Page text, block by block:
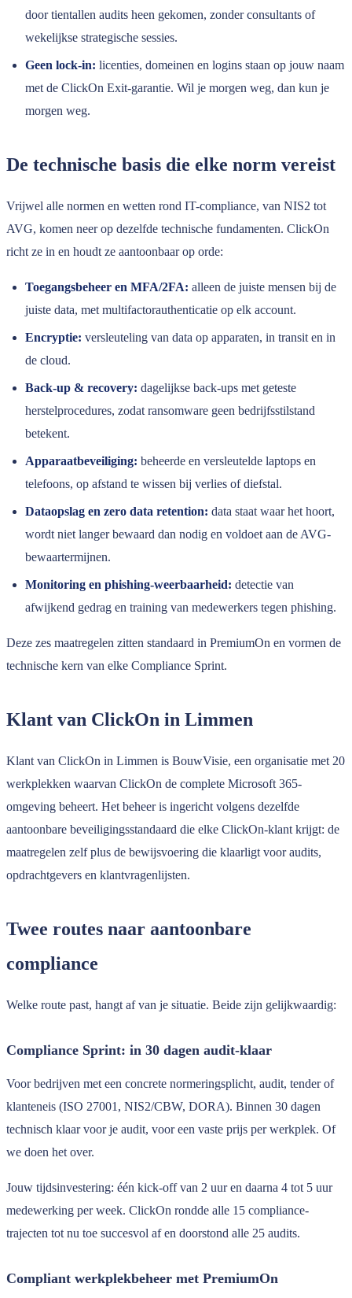
door tientallen audits heen gekomen, zonder consultants of
wekelijkse strategische sessies.
Geen lock-in: licenties, domeinen en logins staan op jouw naam
met de ClickOn Exit-garantie. Wil je morgen weg, dan kun je
morgen weg.
De technische basis die elke norm vereist
Vrijwel alle normen en wetten rond IT-compliance, van NIS2 tot
AVG, komen neer op dezelfde technische fundamenten. ClickOn
richt ze in en houdt ze aantoonbaar op orde:
Toegangsbeheer en MFA/2FA: alleen de juiste mensen bij de
juiste data, met multifactorauthenticatie op elk account.
Encryptie: versleuteling van data op apparaten, in transit en in
de cloud.
Back-up & recovery: dagelijkse back-ups met geteste
herstelprocedures, zodat ransomware geen bedrijfsstilstand
betekent.
Apparaatbeveiliging: beheerde en versleutelde laptops en
telefoons, op afstand te wissen bij verlies of diefstal.
Dataopslag en zero data retention: data staat waar het hoort,
wordt niet langer bewaard dan nodig en voldoet aan de AVG-
bewaartermijnen.
Monitoring en phishing-weerbaarheid: detectie van
afwijkend gedrag en training van medewerkers tegen phishing.
Deze zes maatregelen zitten standaard in PremiumOn en vormen de
technische kern van elke Compliance Sprint.
Klant van ClickOn in Limmen
Klant van ClickOn in Limmen is BouwVisie, een organisatie met 20
werkplekken waarvan ClickOn de complete Microsoft 365-
omgeving beheert. Het beheer is ingericht volgens dezelfde
aantoonbare beveiligingsstandaard die elke ClickOn-klant krijgt: de
maatregelen zelf plus de bewijsvoering die klaarligt voor audits,
opdrachtgevers en klantvragenlijsten.
Twee routes naar aantoonbare
compliance
Welke route past, hangt af van je situatie. Beide zijn gelijkwaardig:
Compliance Sprint: in 30 dagen audit-klaar
Voor bedrijven met een concrete normeringsplicht, audit, tender of
klanteneis (ISO 27001, NIS2/CBW, DORA). Binnen 30 dagen
technisch klaar voor je audit, voor een vaste prijs per werkplek. Of
we doen het over.
Jouw tijdsinvestering: één kick-off van 2 uur en daarna 4 tot 5 uur
medewerking per week. ClickOn rondde alle 15 compliance-
trajecten tot nu toe succesvol af en doorstond alle 25 audits.
Compliant werkplekbeheer met PremiumOn